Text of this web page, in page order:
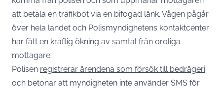
att betala en trafikbot via en bifogad länk. Vågen pågår
över hela landet och Polismyndighetens kontaktcenter
har fått en kraftig ökning av samtal från oroliga
mottagare.
Polisen registrerar ärendena som försök till bedrägeri
och betonar att myndigheten inte använder SMS för